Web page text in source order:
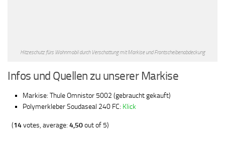
Hitzeschutz fürs Wohnmobil durch Verschattung mit Markise und Frontscheibenabdeckung
Infos und Quellen zu unserer Markise
Markise: Thule Omnistor 5002 (gebraucht gekauft)
Polymerkleber Soudaseal 240 FC: Klick
(14votes, average: 4,50out of 5)